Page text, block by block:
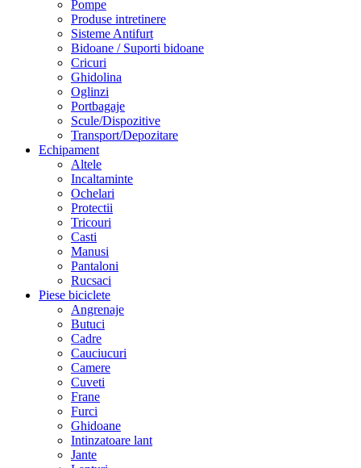
Pompe
Produse intretinere
Sisteme Antifurt
Bidoane / Suporti bidoane
Cricuri
Ghidolina
Oglinzi
Portbagaje
Scule/Dispozitive
Transport/Depozitare
Echipament
Altele
Incaltaminte
Ochelari
Protectii
Tricouri
Casti
Manusi
Pantaloni
Rucsaci
Piese biciclete
Angrenaje
Butuci
Cadre
Cauciucuri
Camere
Cuveti
Frane
Furci
Ghidoane
Intinzatoare lant
Jante